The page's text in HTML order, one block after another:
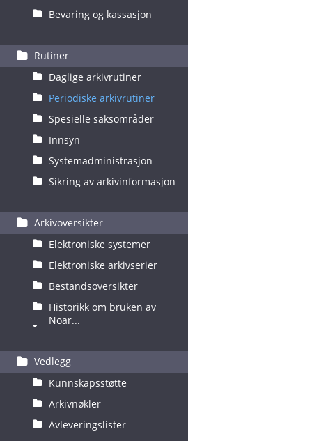
Bevaring og kassasjon
Rutiner
Daglige arkivrutiner
Periodiske arkivrutiner
Spesielle saksområder
Innsyn
Systemadministrasjon
Sikring av arkivinformasjon
Arkivoversikter
Elektroniske systemer
Elektroniske arkivserier
Bestandsoversikter
Historikk om bruken av
Noar...
Vedlegg
Kunnskapsstøtte
Arkivnøkler
Avleveringslister